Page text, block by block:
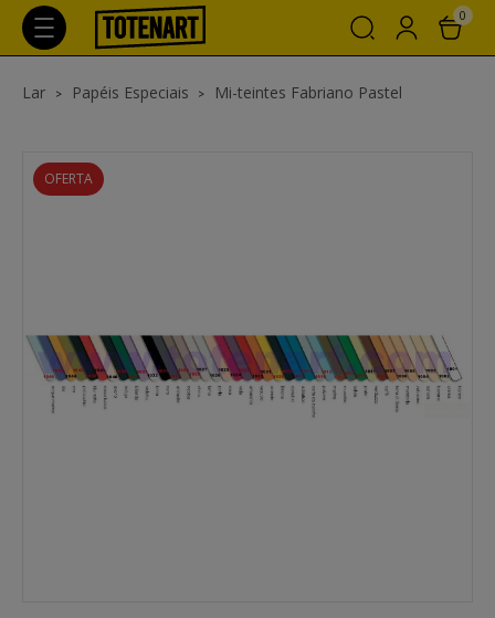
0
Lar Papéis Especiais Mi-teintes Fabriano Pastel
OFERTA